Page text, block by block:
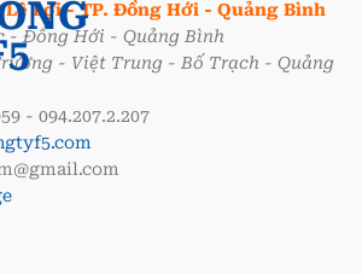
Lê Lợi - TP. Đồng Hới - Quảng Bình
- Đồng Hới - Quảng Bình
- Việt Trung - Bố Trạch - Quảng
- 094.207.2.207